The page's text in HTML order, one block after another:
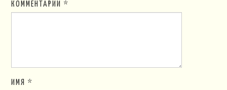
КОММЕНТАРИЙ*
ИМЯ*